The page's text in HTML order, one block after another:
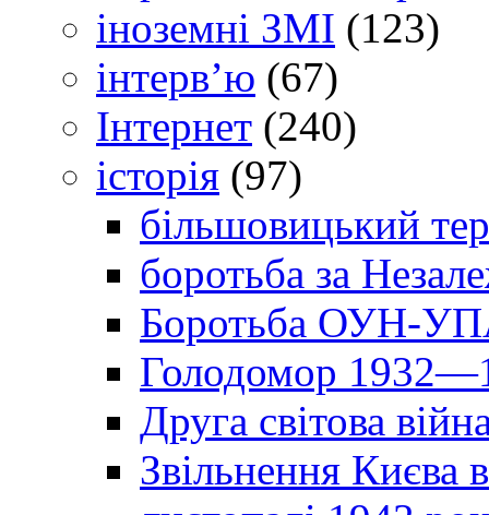
іноземні ЗМІ (123)
інтерв’ю (67)
Інтернет (240)
історія (97)
більшовицький
боротьба за
Боротьба ОУН-УПА
Голодомор
Друга світова
Звільнення Києва